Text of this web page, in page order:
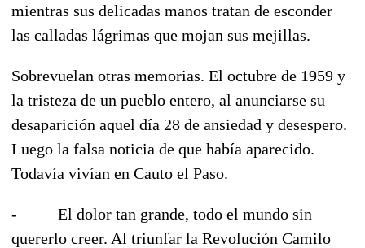
mientras sus delicadas manos tratan de esconder
las calladas lágrimas que mojan sus mejillas.
Sobrevuelan otras memorias. El octubre de 1959 y
la tristeza de un pueblo entero, al anunciarse su
desaparición aquel día 28 de ansiedad y desespero.
Luego la falsa noticia de que había aparecido.
Todavía vivían en Cauto el Paso.
- El dolor tan grande, todo el mundo sin
quererlo creer. Al triunfar la Revolución Camilo